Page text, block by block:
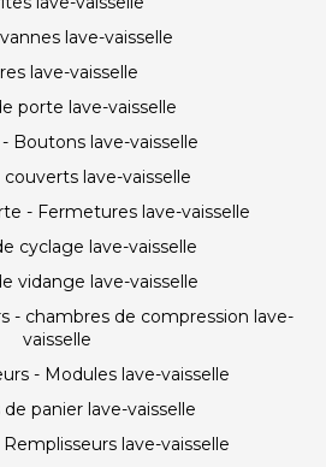
lave-vaisselle
lave-vaisselle
porte lave-vaisselle
Boutons lave-vaisselle
couverts lave-vaisselle
- Fermetures lave-vaisselle
cyclage lave-vaisselle
vidange lave-vaisselle
- chambres de compression lave-
vaisselle
- Modules lave-vaisselle
panier lave-vaisselle
lave-vaisselle